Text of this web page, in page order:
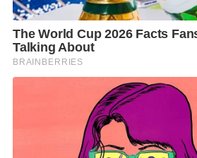
ทุกคนสามารถสร้างรายได้ผ่านแพล
เท่าเทียม โดยไม่จำกัดเพศ วัย การ
ข้อจำกัดทางด้านร่างกาย เช่น ผู้พิกา
สามารถสมัครเป็นพาร์ทเนอร์คนขับ
เดินทาง หรือจัดส่งอาหาร-พัสดุผ่า
ได้เช่นกัน เพียงแค่มียานพาหนะ มีใ
เทคโนโลยีและกล้าเปิดใจรับสิ่งให
ไม่มีประวัติอาชญากรรม”